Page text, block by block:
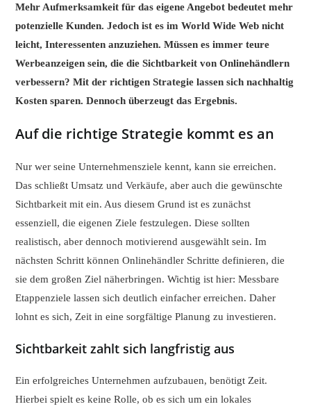
Mehr Aufmerksamkeit für das eigene Angebot bedeutet mehr
potenzielle Kunden. Jedoch ist es im World Wide Web nicht
leicht, Interessenten anzuziehen. Müssen es immer teure
Werbeanzeigen sein, die die Sichtbarkeit von Onlinehändlern
verbessern? Mit der richtigen Strategie lassen sich nachhaltig
Kosten sparen. Dennoch überzeugt das Ergebnis.
Auf die richtige Strategie kommt es an
Nur wer seine Unternehmensziele kennt, kann sie erreichen.
Das schließt Umsatz und Verkäufe, aber auch die gewünschte
Sichtbarkeit mit ein. Aus diesem Grund ist es zunächst
essenziell, die eigenen Ziele festzulegen. Diese sollten
realistisch, aber dennoch motivierend ausgewählt sein. Im
nächsten Schritt können Onlinehändler Schritte definieren, die
sie dem großen Ziel näherbringen. Wichtig ist hier: Messbare
Etappenziele lassen sich deutlich einfacher erreichen. Daher
lohnt es sich, Zeit in eine sorgfältige Planung zu investieren.
Sichtbarkeit zahlt sich langfristig aus
Ein erfolgreiches Unternehmen aufzubauen, benötigt Zeit.
Hierbei spielt es keine Rolle, ob es sich um ein lokales